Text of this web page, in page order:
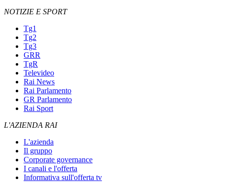
NOTIZIE E SPORT
Tg1
Tg2
Tg3
GRR
TgR
Televideo
Rai News
Rai Parlamento
GR Parlamento
Rai Sport
L'AZIENDA RAI
L'azienda
Il gruppo
Corporate governance
I canali e l'offerta
Informativa sull'offerta tv